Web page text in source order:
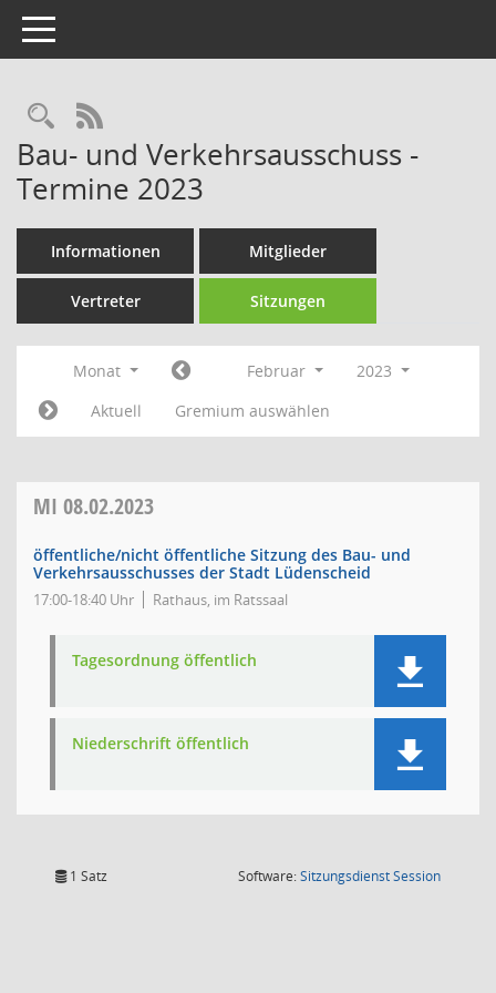
Toggle navigation
Rechercheauswahl
RSS-Feed
Bau- und Verkehrsausschuss -
Termine 2023
Informationen Mitglieder
Vertreter Sitzungen
Monat Februar
2023
Aktuell
Gremium auswählen
MI 08.02.2023
öffentliche/nicht öffentliche Sitzung des Bau- und
Verkehrsausschusses der Stadt Lüdenscheid
17:00-18:40 Uhr Rathaus, im Ratssaal
Tagesordnung öffentlich
Niederschrift öffentlich
1 Satz Software:SitzungsdienstSession(Wird in